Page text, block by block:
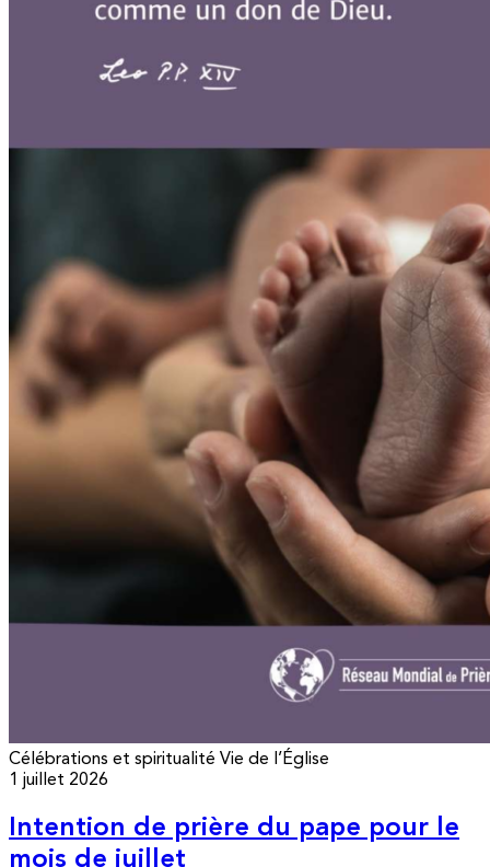
Célébrations et spiritualité Vie de l’Église
1 juillet 2026
Intention de prière du pape pour le
mois de juillet